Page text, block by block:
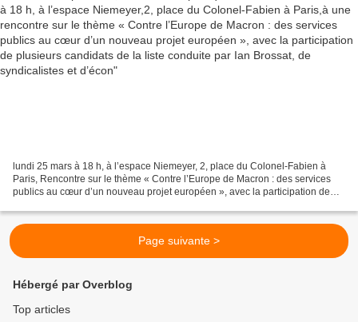
de plusieurs candidats de la liste conduite par
Ian Brossat, de syndicalistes et d’écon
lundi 25 mars à 18 h, à l’espace Niemeyer, 2, place du Colonel-Fabien à
Paris, Rencontre sur le thème « Contre l’Europe de Macron : des services
publics au cœur d’un nouveau projet européen », avec la participation de
Page suivante >
Hébergé par Overblog
Top articles